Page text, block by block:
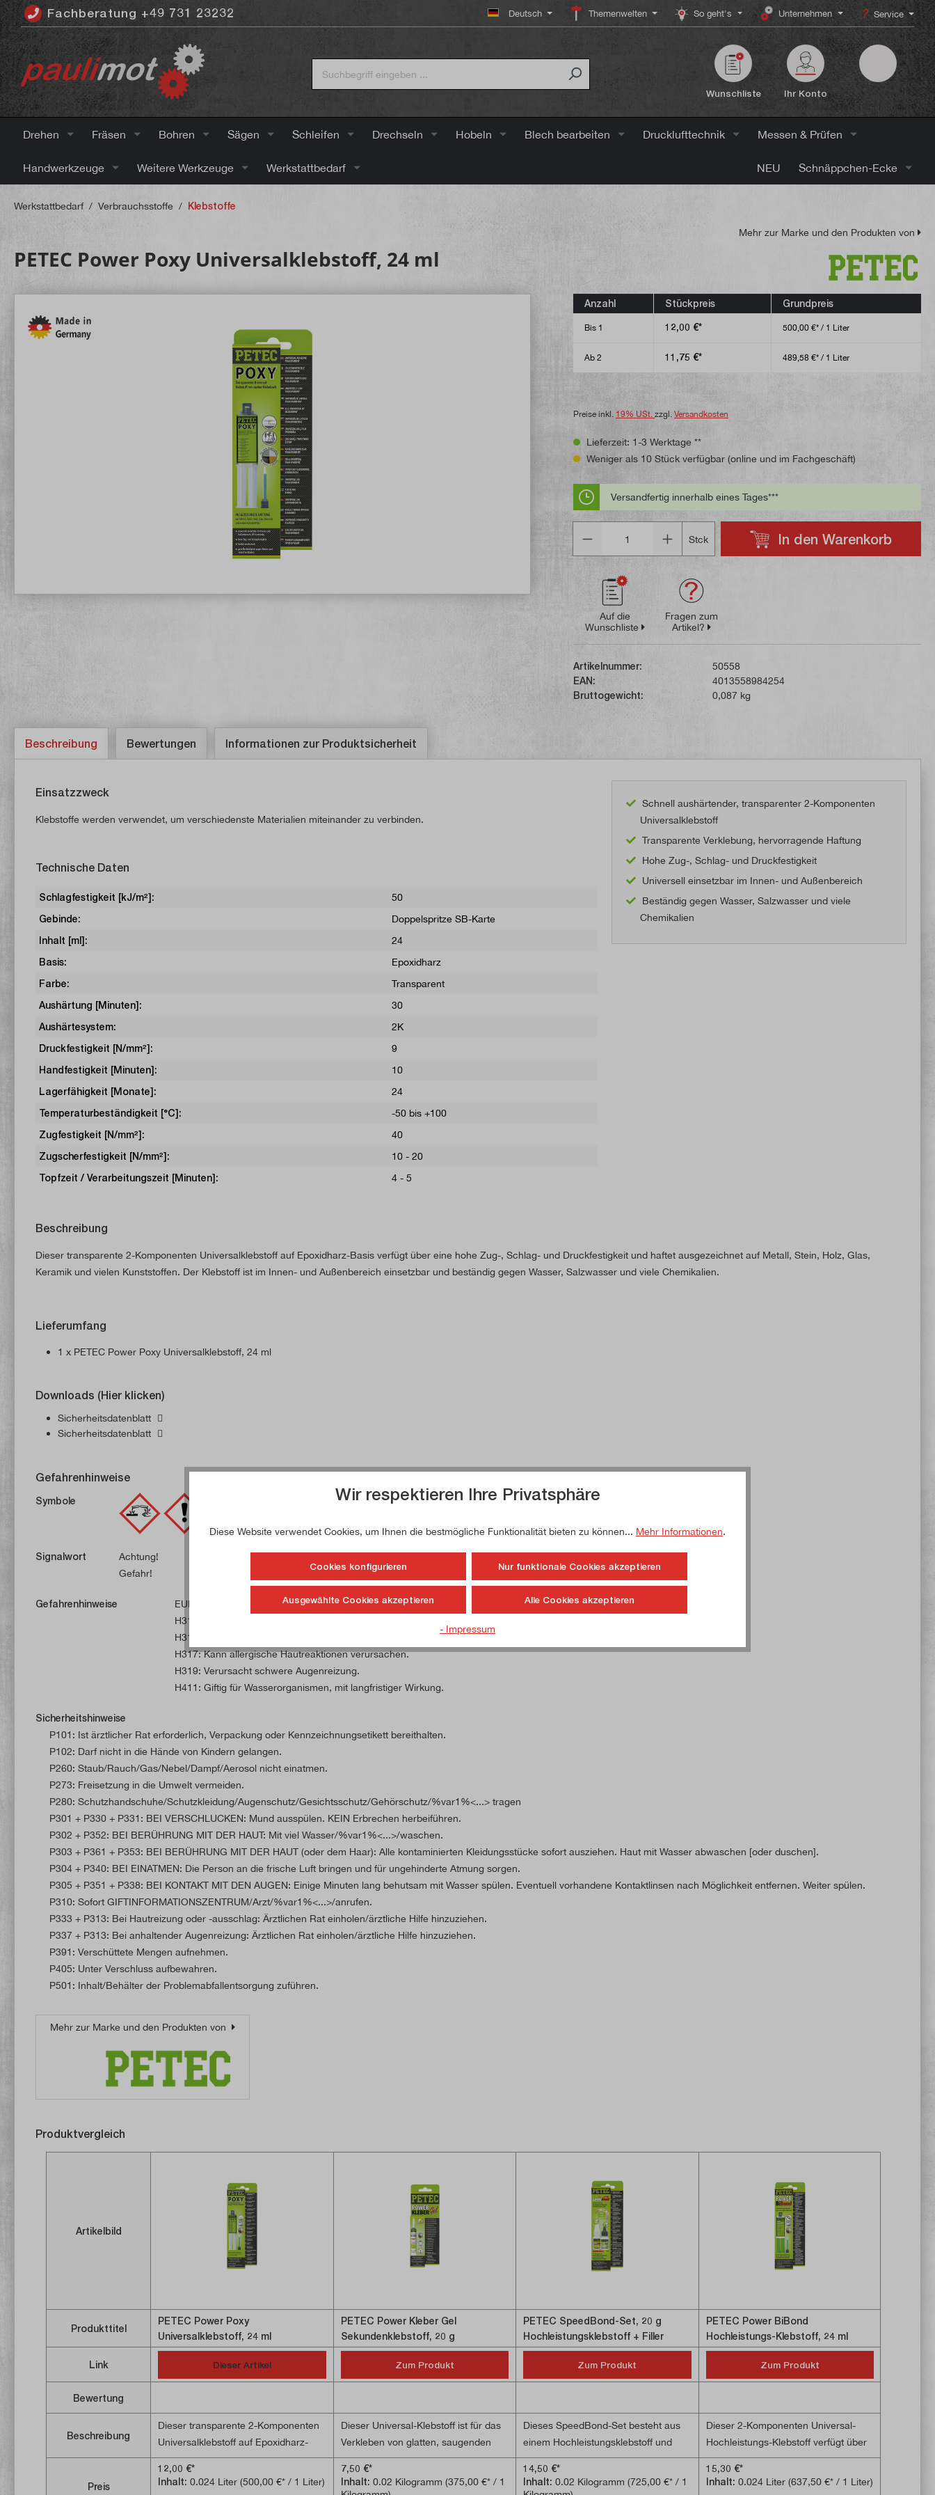
springen
Fachberatung +49 731 23232 Deutsch Themenwelten So geht's Unternehmen Service
Wunschliste Ihr Konto
Drehen Fräsen Bohren Sägen Schleifen Drechseln Hobeln Blech bearbeiten Drucklufttechnik Messen & Prüfen
Handwerkzeuge Weitere Werkzeuge Werkstattbedarf NEU Schnäppchen-Ecke
Werkstattbedarf / Verbrauchsstoffe / Klebstoffe
PETEC Power Poxy Universalklebstoff, 24 ml
Mehr zur Marke und den Produkten von
Anzahl Stückpreis Grundpreis
Bis 1 12,00 €* 500,00 €* / 1 Liter
Ab 2 11,75 €* 489,58 €* / 1 Liter
Preise inkl. 19% USt. zzgl. Versandkosten
Lieferzeit: 1-3 Werktage **
Weniger als 10 Stück verfügbar (online und im Fachgeschäft)
Versandfertig innerhalb eines Tages***
Stck
In den Warenkorb
Auf die
Wunschliste
Fragen zum
Artikel?
Artikelnummer:
50558
EAN:
4013558984254
Bruttogewicht:
0,087 kg
Beschreibung Bewertungen Informationen zur Produktsicherheit
Einsatzzweck
Klebstoffe werden verwendet, um verschiedenste Materialien miteinander zu verbinden.
Technische Daten
Schlagfestigkeit [kJ/m²]:
50
Gebinde:
Doppelspritze SB-Karte
Inhalt [ml]:
24
Basis:
Epoxidharz
Farbe:
Transparent
Aushärtung [Minuten]:
30
Aushärtesystem:
2K
Druckfestigkeit [N/mm²]:
9
Handfestigkeit [Minuten]:
10
Lagerfähigkeit [Monate]:
24
Temperaturbeständigkeit [°C]:
-50 bis +100
Zugfestigkeit [N/mm²]:
40
Zugscherfestigkeit [N/mm²]:
10 - 20
Topfzeit / Verarbeitungszeit [Minuten]:
4 - 5
Schnell aushärtender, transparenter 2-Komponenten
Universalklebstoff
Transparente Verklebung, hervorragende Haftung
Hohe Zug-, Schlag- und Druckfestigkeit
Universell einsetzbar im Innen- und Außenbereich
Beständig gegen Wasser, Salzwasser und viele
Chemikalien
Beschreibung
Dieser transparente 2-Komponenten Universalklebstoff auf Epoxidharz-Basis verfügt über eine hohe Zug-, Schlag- und Druckfestigkeit und haftet ausgezeichnet auf Metall, Stein, Holz, Glas,
Keramik und vielen Kunststoffen. Der Klebstoff ist im Innen- und Außenbereich einsetzbar und beständig gegen Wasser, Salzwasser und viele Chemikalien.
Lieferumfang
1 x PETEC Power Poxy Universalklebstoff, 24 ml
Downloads (Hier klicken)
Sicherheitsdatenblatt
Sicherheitsdatenblatt
Gefahrenhinweise
Symbole
Signalwort
Achtung!
Gefahr!
Gefahrenhinweise
EUH205: Enthält epoxidhaltige Verbindungen. Kann allergische Reaktionen hervorrufen.
H314: Verursacht schwere Verätzungen der Haut und schwere Augenschäden.
H315: Verursacht Hautreizungen.
H317: Kann allergische Hautreaktionen verursachen.
H319: Verursacht schwere Augenreizung.
H411: Giftig für Wasserorganismen, mit langfristiger Wirkung.
Sicherheitshinweise
P101: Ist ärztlicher Rat erforderlich, Verpackung oder Kennzeichnungsetikett bereithalten.
P102: Darf nicht in die Hände von Kindern gelangen.
P260: Staub/Rauch/Gas/Nebel/Dampf/Aerosol nicht einatmen.
P273: Freisetzung in die Umwelt vermeiden.
P280: Schutzhandschuhe/Schutzkleidung/Augenschutz/Gesichtsschutz/Gehörschutz/%var1%<...> tragen
P301 + P330 + P331: BEI VERSCHLUCKEN: Mund ausspülen. KEIN Erbrechen herbeiführen.
P302 + P352: BEI BERÜHRUNG MIT DER HAUT: Mit viel Wasser/%var1%<...>/waschen.
P303 + P361 + P353: BEI BERÜHRUNG MIT DER HAUT (oder dem Haar): Alle kontaminierten Kleidungsstücke sofort ausziehen. Haut mit Wasser abwaschen [oder duschen].
P304 + P340: BEI EINATMEN: Die Person an die frische Luft bringen und für ungehinderte Atmung sorgen.
P305 + P351 + P338: BEI KONTAKT MIT DEN AUGEN: Einige Minuten lang behutsam mit Wasser spülen. Eventuell vorhandene Kontaktlinsen nach Möglichkeit entfernen. Weiter spülen.
P310: Sofort GIFTINFORMATIONSZENTRUM/Arzt/%var1%<...>/anrufen.
P333 + P313: Bei Hautreizung oder -ausschlag: Ärztlichen Rat einholen/ärztliche Hilfe hinzuziehen.
P337 + P313: Bei anhaltender Augenreizung: Ärztlichen Rat einholen/ärztliche Hilfe hinzuziehen.
P391: Verschüttete Mengen aufnehmen.
P405: Unter Verschluss aufbewahren.
P501: Inhalt/Behälter der Problemabfallentsorgung zuführen.
Mehr zur Marke und den Produkten von
Produktvergleich
Artikelbild
Produkttitel
PETEC Power Poxy
Universalklebstoff, 24 ml
PETEC Power Kleber Gel
Sekundenklebstoff, 20 g
PETEC SpeedBond-Set, 20 g
Hochleistungsklebstoff + Filler
PETEC Power BiBond
Hochleistungs-Klebstoff, 24 ml
Link Dieser Artikel Zum Produkt Zum Produkt Zum Produkt
Bewertung
Beschreibung
Dieser transparente 2-Komponenten
Universalklebstoff auf Epoxidharz-
Basis verfügt über eine hohe Zug-,
Schlag- und Druckfestigkeit und
Dieser Universal-Klebstoff ist für das
Verkleben von glatten, saugenden
und porösen Oberflächen geeignet.
Es können Materialien, wie z. B.
Metall, Kunststoff, Gummi, Filz, PVC,
Dieses SpeedBond-Set besteht aus
einem Hochleistungsklebstoff und
einem Filler. Die Verklebung und
Reparatur von Kunststoff, Metall,
Gummi, Keramik, Porzellan, Holz
Dieser 2-Komponenten Universal-
Hochleistungs-Klebstoff verfügt über
eine extrem hohe Zug-, Scher- und
Schälfestigkeit und haftet
Preis
12,00 €*
Inhalt: 0.024 Liter (500,00 €* / 1 Liter)
7,50 €*
Inhalt: 0.02 Kilogramm (375,00 €* / 1
14,50 €*
Inhalt: 0.02 Kilogramm (725,00 €* / 1
15,30 €*
Inhalt: 0.024 Liter (637,50 €* / 1 Liter)
Wir respektieren Ihre Privatsphäre
Diese Website verwendet Cookies, um Ihnen die bestmögliche Funktionalität bieten zu können... Mehr Informationen.
Cookies konfigurieren Nur funktionale Cookies akzeptieren
Ausgewählte Cookies akzeptieren Alle Cookies akzeptieren
- Impressum